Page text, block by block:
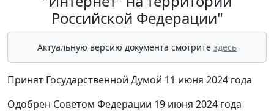
Российской Федерации"
Актуальную версию документа смотрите здесь
Принят Государственной Думой 11 июня 2024 года
Одобрен Советом Федерации 19 июня 2024 года